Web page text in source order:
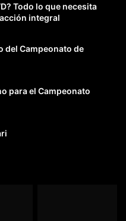
Todo lo que necesita
integral
del Campeonato de
para el Campeonato